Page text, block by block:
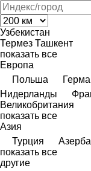
Узбекистан
Термез Ташкент
показать все
Европа
Польша
Нидерланды
Великобритания
показать все
Азия
Турция
показать все
другие